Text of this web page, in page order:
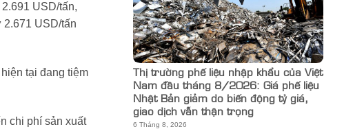
USD/tấn,
USD/tấn
tại đang tiệm
chi phí sản xuất
Thị trường phế liệu nhập khẩu của Việt
Nam đầu tháng 8/2026: Giá phế liệu
Nhật Bản giảm do biến động tỷ giá,
giao dịch vẫn thận trọng
6 Tháng 8, 2026